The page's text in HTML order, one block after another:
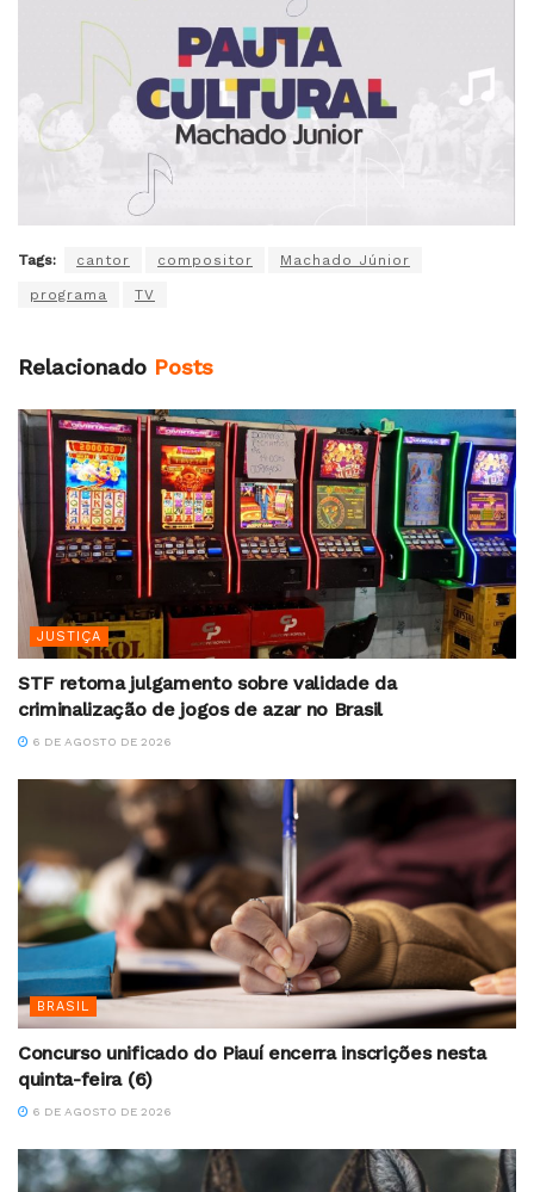
Tags: cantor compositor Machado Júnior
programa TV
Relacionado Posts
JUSTIÇA
STF retoma julgamento sobre validade da
criminalização de jogos de azar no Brasil
6 DE AGOSTO DE 2026
BRASIL
Concurso unificado do Piauí encerra inscrições nesta
quinta-feira (6)
6 DE AGOSTO DE 2026